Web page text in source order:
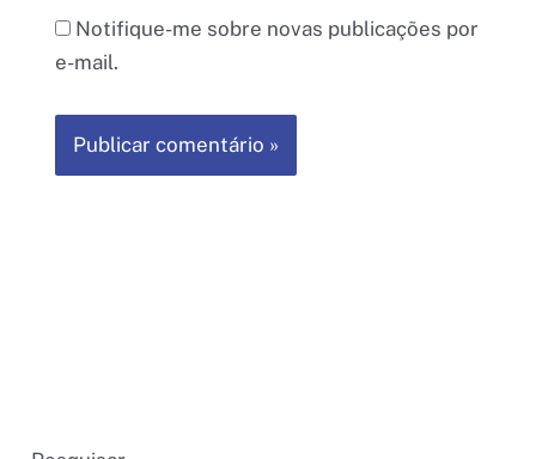
Notifique-me sobre novas publicações por
e-mail.